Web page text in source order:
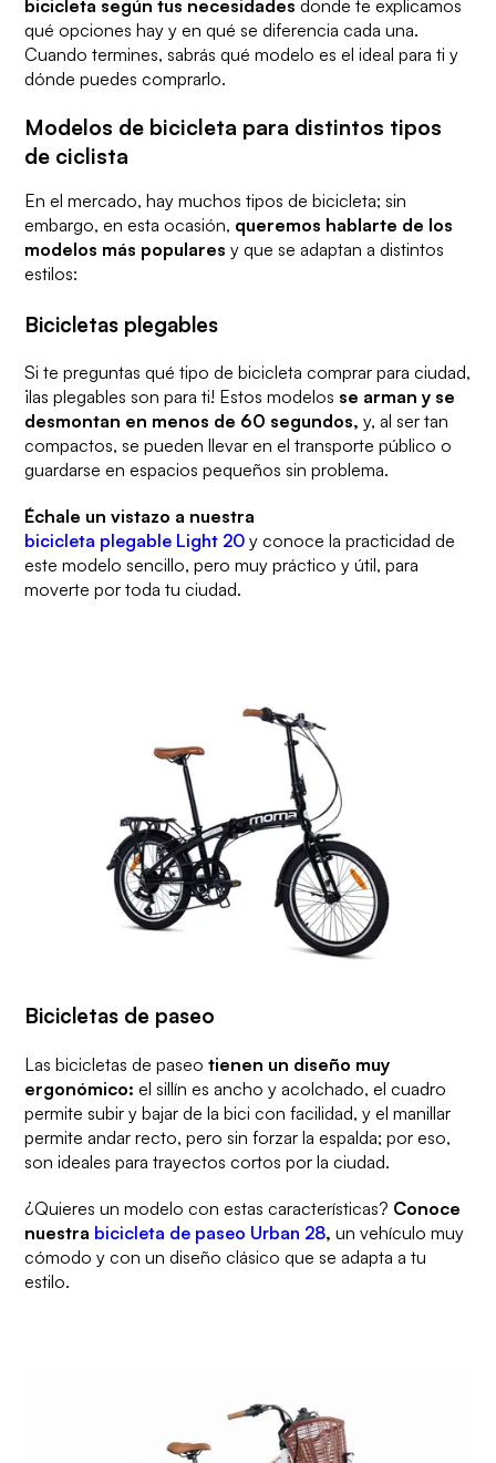
bicicleta según tus necesidades donde te explicamos
qué opciones hay y en qué se diferencia cada una.
Cuando termines, sabrás qué modelo es el ideal para ti y
dónde puedes comprarlo.
Modelos de bicicleta para distintos tipos
de ciclista
En el mercado, hay muchos tipos de bicicleta; sin
embargo, en esta ocasión, queremos hablarte de los
modelos más populares y que se adaptan a distintos
estilos:
Bicicletas plegables
Si te preguntas qué tipo de bicicleta comprar para ciudad,
¡las plegables son para ti! Estos modelos se arman y se
desmontan en menos de 60 segundos, y, al ser tan
compactos, se pueden llevar en el transporte público o
guardarse en espacios pequeños sin problema.
Échale un vistazo a nuestra
bicicleta plegable Light 20 y conoce la practicidad de
este modelo sencillo, pero muy práctico y útil, para
moverte por toda tu ciudad.
Bicicletas de paseo
Las bicicletas de paseotienen un diseño muy
ergonómico: el sillín es ancho y acolchado, el cuadro
permite subir y bajar de la bici con facilidad, y el manillar
permite andar recto, pero sin forzar la espalda; por eso,
son ideales para trayectos cortos por la ciudad.
¿Quieres un modelo con estas características? Conoce
nuestra bicicleta de paseo Urban 28, un vehículo muy
cómodo y con un diseño clásico que se adapta a tu
estilo.